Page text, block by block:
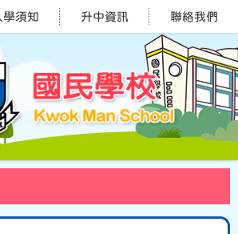
學須知 升中資訊 聯絡我們